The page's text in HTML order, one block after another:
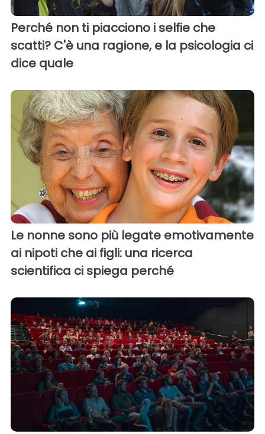
Perché non ti piacciono i selfie che
scatti? C'è una ragione, e la psicologia ci
dice quale
Le nonne sono più legate emotivamente
ai nipoti che ai figli: una ricerca
scientifica ci spiega perché